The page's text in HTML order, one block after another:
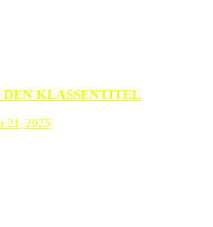
KLASSENTITEL
21, 2025